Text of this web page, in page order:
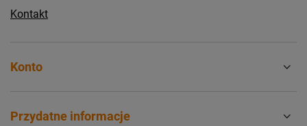
Kontakt
Konto
Przydatne informacje